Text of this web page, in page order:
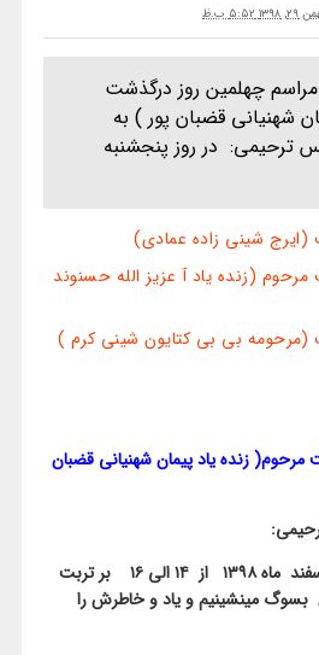
۵:۵۲ ب.ظ
چهلمین روز درگذشت
شهنیانی قضبان پور ) به
در روز پنجشنبه
شینی زاده عمادی)
(زنده یاد آ عزیز الله حسنوند
(مرحومه بی بی کتایون شینی کرم )
زنده یاد پیمان شهنیانی قضبان
در روز پنجشنبه مورخ ۱ اسفند ماه ۱۳۹۸ از ۱۴ الی ۱۶ بر تربت
بسوگ مینشینیم و یاد و خاطرش را